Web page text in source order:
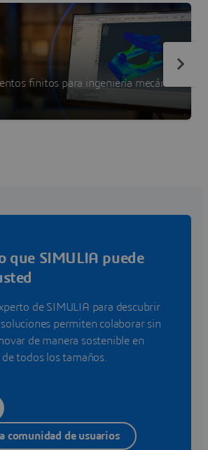
finitos para ingeniería mecánica
que SIMULIA puede
de SIMULIA para descubrir
permiten colaborar sin
de manera sostenible en
todos los tamaños.
comunidad de usuarios